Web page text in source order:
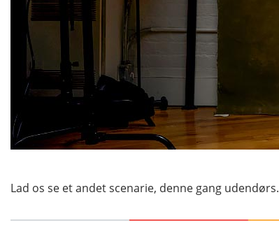
Lad os se et andet scenarie, denne gang udendørs.